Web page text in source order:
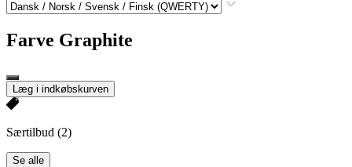
Farve Graphite
Læg i indkøbskurven
Særtilbud (2)
Se alle